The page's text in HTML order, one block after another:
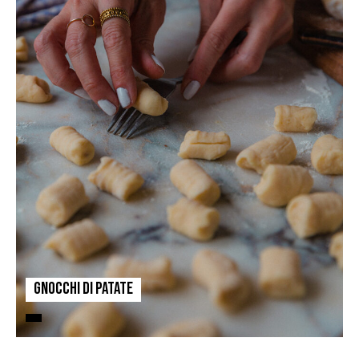
Gnocchi di patate